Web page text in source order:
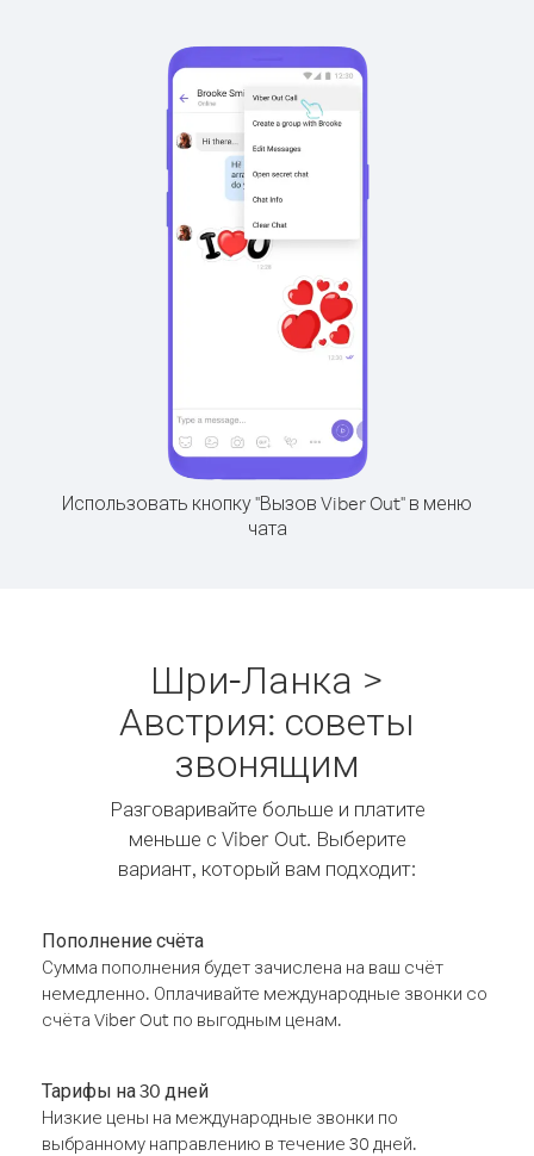
Использовать кнопку "Вызов Viber Out" в меню
чата
Шри-Ланка >
Австрия: советы
звонящим
Разговаривайте больше и платите
меньше с Viber Out. Выберите
вариант, который вам подходит:
Пополнение счёта
Сумма пополнения будет зачислена на ваш счёт
немедленно. Оплачивайте международные звонки со
счёта Viber Out по выгодным ценам.
Тарифы на 30 дней
Низкие цены на международные звонки по
выбранному направлению в течение 30 дней.